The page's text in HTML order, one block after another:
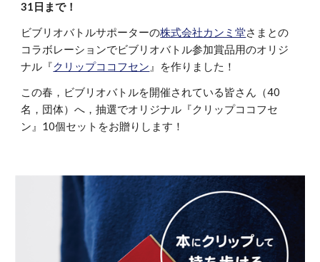
31日まで！
ビブリオバトルサポーターの株式会社カンミ堂さまとの
コラボレーションでビブリオバトル参加賞品用のオリジ
ナル『クリップココフセン 』を作りました！
この春，ビブリオバトルを開催されている皆さん（40
名，団体）へ，抽選でオリジナル『クリップココフセ
ン』10個セットをお贈りします！